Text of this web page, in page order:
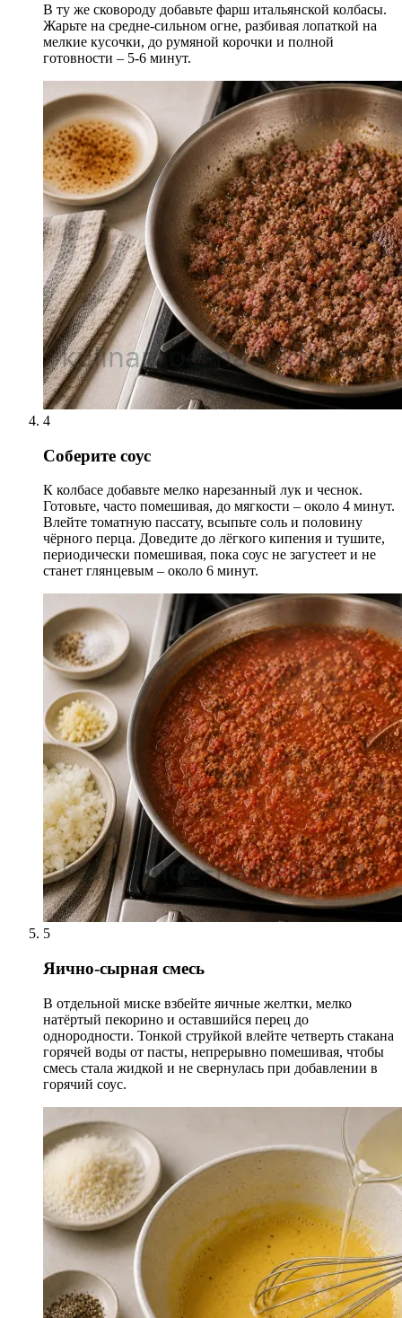
В ту же сковороду добавьте фарш итальянской колбасы.
Жарьте на средне-сильном огне, разбивая лопаткой на
мелкие кусочки, до румяной корочки и полной
готовности – 5-6 минут.
4
Соберите соус
К колбасе добавьте мелко нарезанный лук и чеснок.
Готовьте, часто помешивая, до мягкости – около 4 минут.
Влейте томатную пассату, всыпьте соль и половину
чёрного перца. Доведите до лёгкого кипения и тушите,
периодически помешивая, пока соус не загустеет и не
станет глянцевым – около 6 минут.
5
Яично-сырная смесь
В отдельной миске взбейте яичные желтки, мелко
натёртый пекорино и оставшийся перец до
однородности. Тонкой струйкой влейте четверть стакана
горячей воды от пасты, непрерывно помешивая, чтобы
смесь стала жидкой и не свернулась при добавлении в
горячий соус.